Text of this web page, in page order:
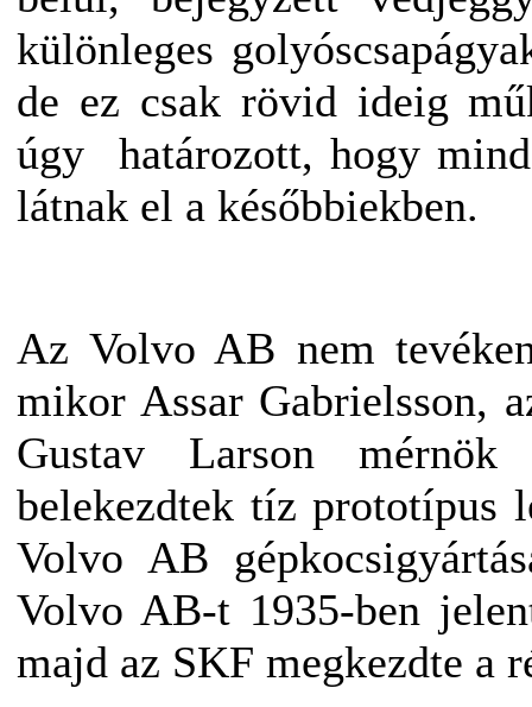
különleges
de ez csak rövid ideig
úgy határozott, hogy
látnak el a későbbiekben.
Az Volvo AB nem
mikor Assar Gabrielsson,
Gustav Larson
belekezdtek tíz prototípus
Volvo AB
Volvo AB-t 1935-ben
majd az SKF megkezdte a